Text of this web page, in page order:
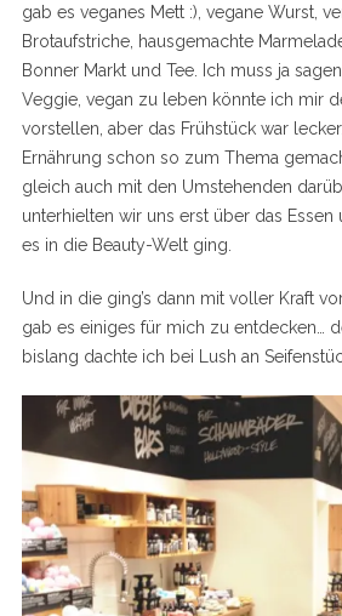
gab es veganes Mett :), vegane Wurst,
Brotaufstriche, hausgemachte
Bonner Markt und Tee. Ich muss ja
Veggie, vegan zu leben könnte ich mir
vorstellen, aber das Frühstück war
Ernährung schon so zum Thema
gleich auch mit den Umstehenden
unterhielten wir uns erst über das
es in die Beauty-Welt ging.
Und in die ging’s dann mit voller Kraft
gab es einiges für mich zu entdecken…
bislang dachte ich bei Lush an